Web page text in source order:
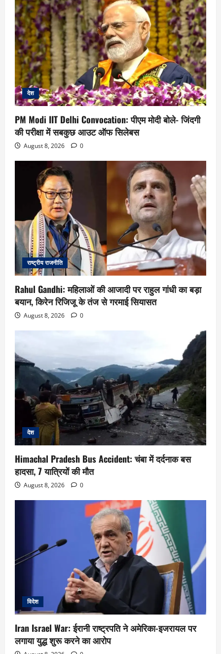
देश
PM Modi IIT Delhi Convocation: पीएम मोदी बोले- जिंदगी
की परीक्षा में सबकुछ आउट ऑफ सिलेबस
August 8, 2026 0
राष्ट्रीय राजनीति
Rahul Gandhi: महिलाओं की आजादी पर राहुल गांधी का बड़ा
बयान, किरेन रिजिजू के तंज से गरमाई सियासत
August 8, 2026 0
देश
Himachal Pradesh Bus Accident: चंबा में दर्दनाक बस
हादसा, 7 यात्रियों की मौत
August 8, 2026 0
विदेश
Iran Israel War: ईरानी राष्ट्रपति ने अमेरिका-इजरायल पर
लगाया युद्ध शुरू करने का आरोप